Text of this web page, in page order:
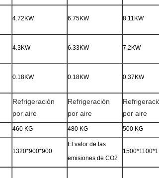
4.72KW 6.75KW 8.11KW
4.3KW 6.33KW 7.2KW
0.18KW 0.18KW 0.37KW
Refrigeración
por aire
Refrigeración
por aire
por aire
460 KG 480 KG 500 KG
1320*900*900
El valor de las
emisiones de CO2